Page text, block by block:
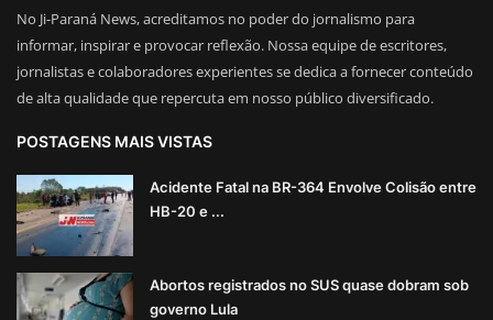
No Ji-Paraná News, acreditamos no poder do jornalismo para
informar, inspirar e provocar reflexão. Nossa equipe de escritores,
jornalistas e colaboradores experientes se dedica a fornecer conteúdo
de alta qualidade que repercuta em nosso público diversificado.
POSTAGENS MAIS VISTAS
Acidente Fatal na BR-364 Envolve Colisão entre
HB-20 e ...
Abortos registrados no SUS quase dobram sob
governo Lula